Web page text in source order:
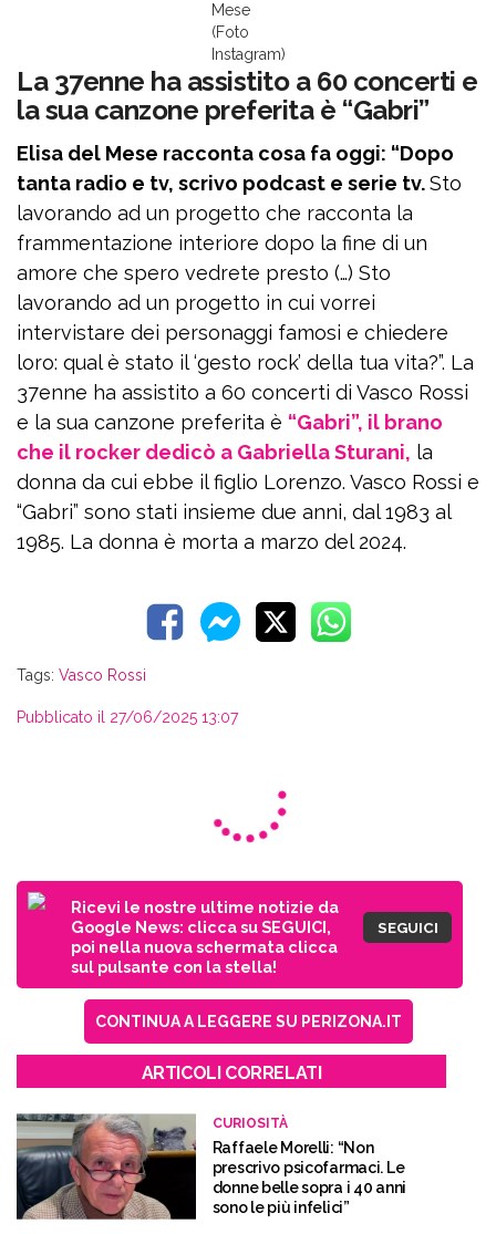
Mese
(Foto
Instagram)
La 37enne ha assistito a 60 concerti e
la sua canzone preferita è “Gabri”
Elisa del Mese racconta cosa fa oggi: “Dopo
tanta radio e tv, scrivo podcast e serie tv.Sto
lavorando ad un progetto che racconta la
frammentazione interiore dopo la fine di un
amore che spero vedrete presto (…) Sto
lavorando ad un progetto in cui vorrei
intervistare dei personaggi famosi e chiedere
loro: qual è stato il ‘gesto rock’ della tua vita?”. La
37enne ha assistito a 60 concerti di Vasco Rossi
e la sua canzone preferita è “Gabri”, il brano
che il rocker dedicò a Gabriella Sturani, la
donna da cui ebbe il figlio Lorenzo. Vasco Rossi e
“Gabri” sono stati insieme due anni, dal 1983 al
1985. La donna è morta a marzo del 2024.
Tags: Vasco Rossi
Pubblicato il 27/06/2025 13:07
Ricevi le nostre ultime notizie da
Google News: clicca su SEGUICI,
poi nella nuova schermata clicca
sul pulsante con la stella!
SEGUICI
CONTINUA A LEGGERE SU PERIZONA.IT
ARTICOLI CORRELATI
CURIOSITÀ
Raffaele Morelli: “Non
prescrivo psicofarmaci. Le
donne belle sopra i 40 anni
sono le più infelici”